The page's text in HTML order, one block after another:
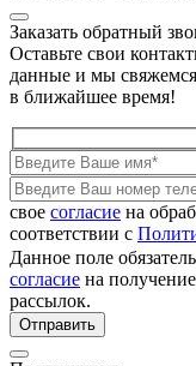
Заказать обратный
Оставьте свои
данные и мы
в ближайшее время!
свое согласие на
соответствии с
Данное поле
согласие на
рассылок.